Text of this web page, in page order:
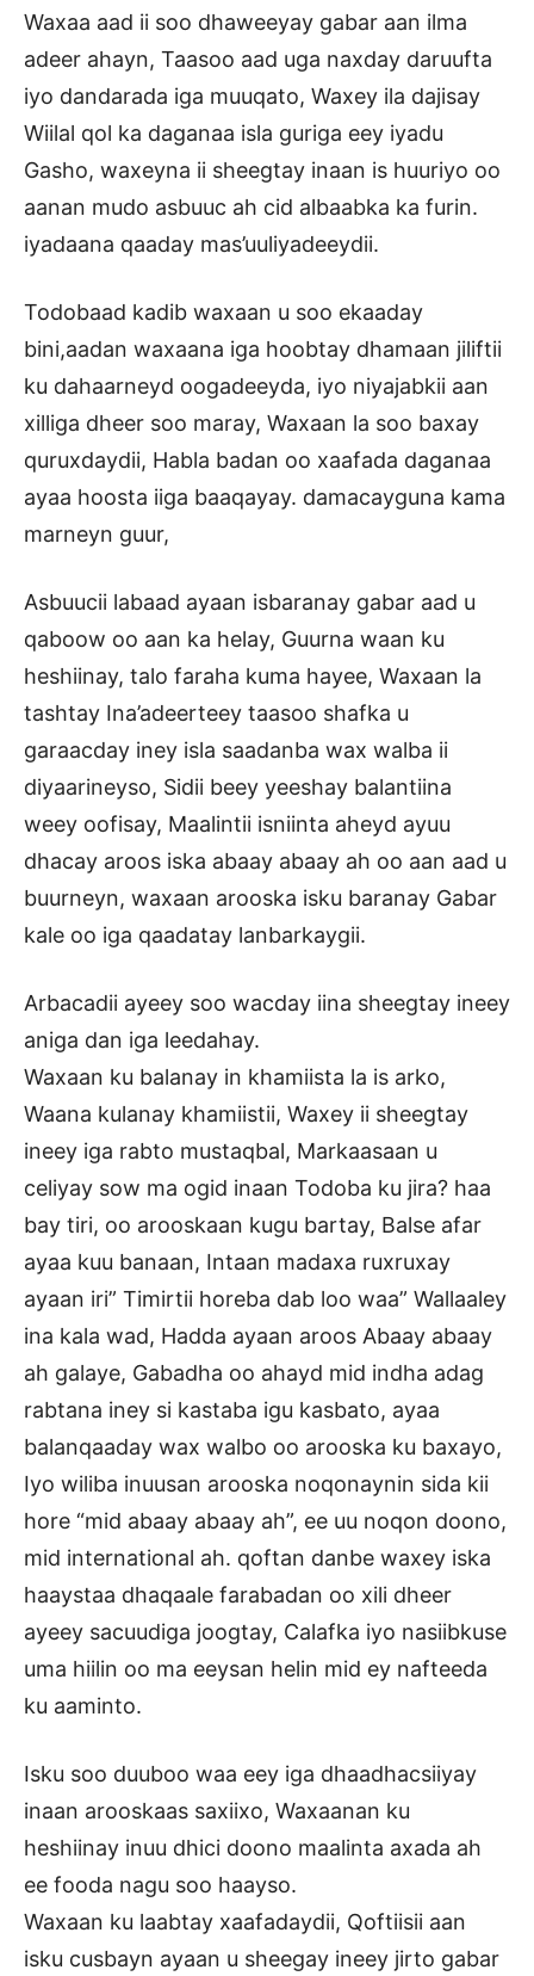
Waxaa aad ii soo dhaweeyay gabar aan ilma
adeer ahayn, Taasoo aad uga naxday daruufta
iyo dandarada iga muuqato, Waxey ila dajisay
Wiilal qol ka daganaa isla guriga eey iyadu
Gasho, waxeyna ii sheegtay inaan is huuriyo oo
aanan mudo asbuuc ah cid albaabka ka furin.
iyadaana qaaday mas’uuliyadeeydii.
Todobaad kadib waxaan u soo ekaaday
bini,aadan waxaana iga hoobtay dhamaan jiliftii
ku dahaarneyd oogadeeyda, iyo niyajabkii aan
xilliga dheer soo maray, Waxaan la soo baxay
quruxdaydii, Habla badan oo xaafada daganaa
ayaa hoosta iiga baaqayay. damacayguna kama
marneyn guur,
Asbuucii labaad ayaan isbaranay gabar aad u
qaboow oo aan ka helay, Guurna waan ku
heshiinay, talo faraha kuma hayee, Waxaan la
tashtay Ina’adeerteey taasoo shafka u
garaacday iney isla saadanba wax walba ii
diyaarineyso, Sidii beey yeeshay balantiina
weey oofisay, Maalintii isniinta aheyd ayuu
dhacay aroos iska abaay abaay ah oo aan aad u
buurneyn, waxaan arooska isku baranay Gabar
kale oo iga qaadatay lanbarkaygii.
Arbacadii ayeey soo wacday iina sheegtay ineey
aniga dan iga leedahay.
Waxaan ku balanay in khamiista la is arko,
Waana kulanay khamiistii, Waxey ii sheegtay
ineey iga rabto mustaqbal, Markaasaan u
celiyay sow ma ogid inaan Todoba ku jira? haa
bay tiri, oo arooskaan kugu bartay, Balse afar
ayaa kuu banaan, Intaan madaxa ruxruxay
ayaan iri” Timirtii horeba dab loo waa” Wallaaley
ina kala wad, Hadda ayaan aroos Abaay abaay
ah galaye, Gabadha oo ahayd mid indha adag
rabtana iney si kastaba igu kasbato, ayaa
balanqaaday wax walbo oo arooska ku baxayo,
Iyo wiliba inuusan arooska noqonaynin sida kii
hore “mid abaay abaay ah”, ee uu noqon doono,
mid international ah. qoftan danbe waxey iska
haaystaa dhaqaale farabadan oo xili dheer
ayeey sacuudiga joogtay, Calafka iyo nasiibkuse
uma hiilin oo ma eeysan helin mid ey nafteeda
ku aaminto.
Isku soo duuboo waa eey iga dhaadhacsiiyay
inaan arooskaas saxiixo, Waxaanan ku
heshiinay inuu dhici doono maalinta axada ah
ee fooda nagu soo haayso.
Waxaan ku laabtay xaafadaydii, Qoftiisii aan
isku cusbayn ayaan u sheegay ineey jirto gabar